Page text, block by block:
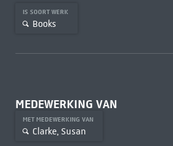
IS SOORT WERK
Books
MEDEWERKING VAN
MET MEDEWERKING VAN
Clarke, Susan